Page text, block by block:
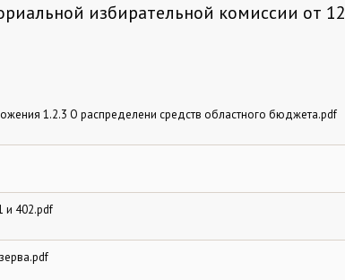
избирательной комиссии от 12
1.2.3 О распределени средств областного бюджета.pdf
и 402.pdf